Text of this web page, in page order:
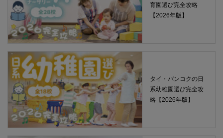
育園選び完全攻略
【2026年版】
タイ・バンコクの日
系幼稚園選び完全攻
略【2026年版】